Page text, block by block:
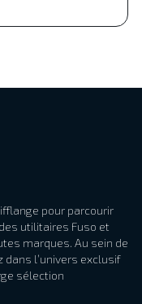
pour parcourir
utilitaires Fuso et
marques. Au sein de
l’univers exclusif
sélection